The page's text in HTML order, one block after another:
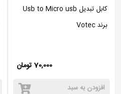
کابل تبدیل Usb to Micro usb
برند Votec
70,000 تومان
افزودن به سبد